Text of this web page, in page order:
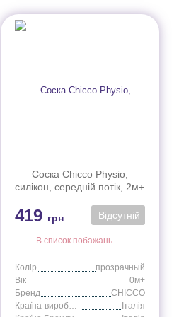
Соска Chicco Physio,
силікон, середній потік, 2м+
419 грн Відсутній
В список побажань
Колір
прозрачный
Вік
0м+
Бренд
CHICCO
Країна-виробник
Італія